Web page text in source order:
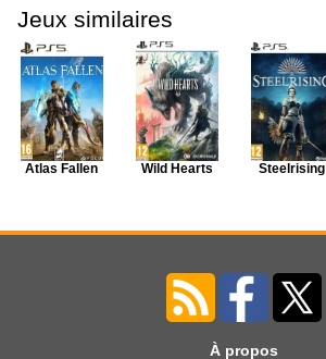
Jeux similaires
Atlas Fallen Wild Hearts Steelrising
À propos